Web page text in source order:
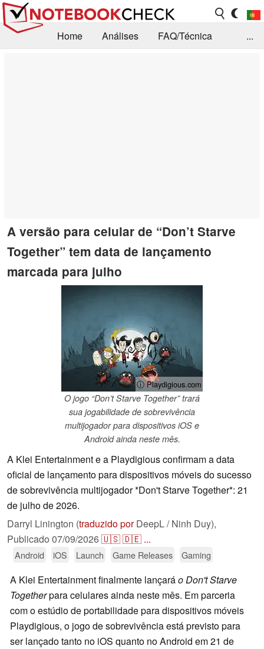
Home Análises
FAQ/Técnica
...
A versão para celular de “Don’t Starve
Together” tem data de lançamento
marcada para julho
ⓘ Playdigious.com
O jogo “Don’t Starve Together” trará
sua jogabilidade de sobrevivência
multijogador para dispositivos iOS e
Android ainda neste mês.
A Klei Entertainment e a Playdigious confirmam a data
oficial de lançamento para dispositivos móveis do sucesso
de sobrevivência multijogador *Don't Starve Together*: 21
de julho de 2026.
Darryl Linington (traduzido porDeepL / Ninh Duy),
Publicado 07/09/2026🇺🇸🇩🇪 ...
Android iOS Launch Game Releases Gaming
A Klei Entertainment finalmente lançaráo Don't Starve
Togetherpara celulares ainda neste mês. Em parceria
com o estúdio de portabilidade para dispositivos móveis
Playdigious, o jogo de sobrevivência está previsto para
ser lançado tanto no iOS quanto no Android em 21 de